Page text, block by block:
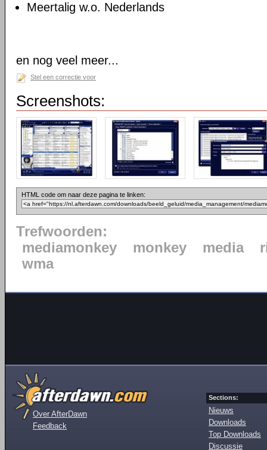
Meertalig w.o. Nederlands
en nog veel meer...
Stel een correctie voor
Screenshots:
HTML code om naar deze pagina te linken:
Trefwoorden:
mediamonkey
monkey media
wma
Over AfterDawn
Feedback
Sections:
Nieuws
Downloads
Top Downloads
Discussie